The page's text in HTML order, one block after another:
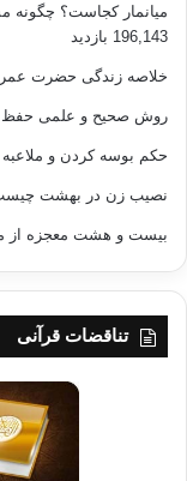
میانمار کجاست؟ چگونه
196,143 بازدید
خلاصه زندگی حضرت عمر
روش صحیح و علمی حفظ
حکم بوسه کردن و ملاعبه
نصیب زن در بهشت
بیست و هشت معجزه از
تناقضات قرآنی